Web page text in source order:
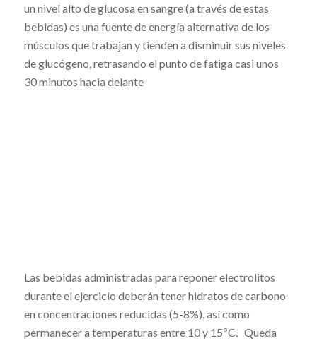
un nivel alto de glucosa en sangre (a través de estas
bebidas) es una fuente de energía alternativa de los
músculos que trabajan y tienden a disminuir sus niveles
de glucógeno, retrasando el punto de fatiga casi unos
30 minutos hacia delante
Las bebidas administradas para reponer electrolitos
durante el ejercicio deberán tener hidratos de carbono
en concentraciones reducidas (5-8%), así como
permanecer a temperaturas entre 10 y 15ºC. Queda